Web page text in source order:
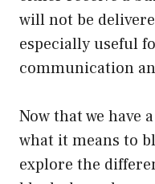
will not be
especially useful
communication
Now that we have
what it means to
explore the